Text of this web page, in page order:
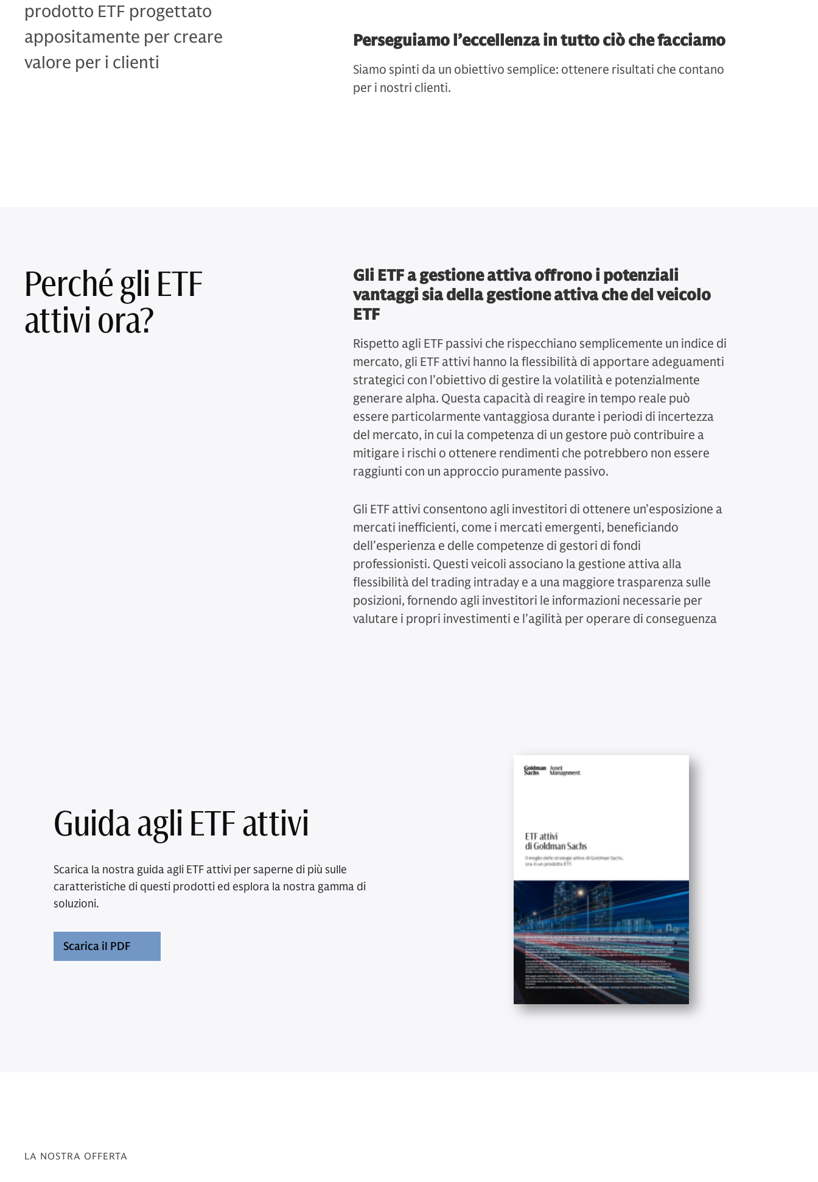
prodotto ETF progettato
appositamente per creare
valore per i clienti
Perseguiamo l’eccellenza in tutto ciò che facciamo
Siamo spinti da un obiettivo semplice: ottenere risultati che contano
per i nostri clienti.
Perché gli ETF
attivi ora?
Gli ETF a gestione attiva offrono i potenziali
vantaggi sia della gestione attiva che del veicolo
ETF
Rispetto agli ETF passivi che rispecchiano semplicemente un indice di
mercato, gli ETF attivi hanno la flessibilità di apportare adeguamenti
strategici con l’obiettivo di gestire la volatilità e potenzialmente
generare alpha. Questa capacità di reagire in tempo reale può
essere particolarmente vantaggiosa durante i periodi di incertezza
del mercato, in cui la competenza di un gestore può contribuire a
mitigare i rischi o ottenere rendimenti che potrebbero non essere
raggiunti con un approccio puramente passivo.
Gli ETF attivi consentono agli investitori di ottenere un’esposizione a
mercati inefficienti, come i mercati emergenti, beneficiando
dell’esperienza e delle competenze di gestori di fondi
professionisti. Questi veicoli associano la gestione attiva alla
flessibilità del trading intraday e a una maggiore trasparenza sulle
posizioni, fornendo agli investitori le informazioni necessarie per
valutare i propri investimenti e l’agilità per operare di conseguenza
Guida agli ETF attivi
Scarica la nostra guida agli ETF attivi per saperne di più sulle
caratteristiche di questi prodotti ed esplora la nostra gamma di
soluzioni.
Scarica il PDF
LA NOSTRA OFFERTA